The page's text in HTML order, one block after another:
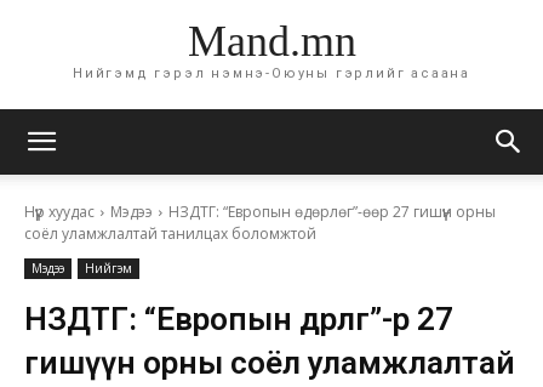
Mand.mn
Нийгэмд гэрэл нэмнэ-Оюуны гэрлийг асаана
Нүүр хуудас Мэдээ
НЗДТГ: “Европын өдөрлөг”-өөр 27 гишүүн орны
соёл уламжлалтай танилцах боломжтой
Мэдээ Нийгэм
НЗДТГ: “Европын өдөрлөг”-өөр 27
гишүүн орны соёл уламжлалтай